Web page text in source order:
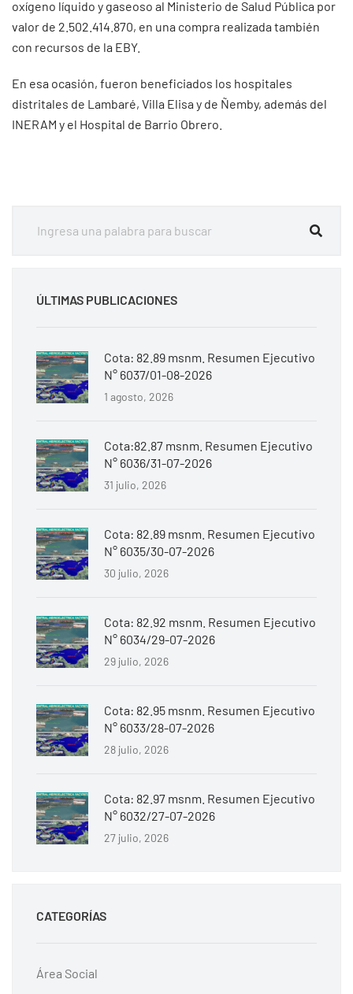
oxígeno líquido y gaseoso al Ministerio de Salud Pública por
valor de 2.502.414.870, en una compra realizada también
con recursos de la EBY.
En esa ocasión, fueron beneficiados los hospitales
distritales de Lambaré, Villa Elisa y de Ñemby, además del
INERAM y el Hospital de Barrio Obrero.
ÚLTIMAS PUBLICACIONES
Cota: 82.89 msnm. Resumen Ejecutivo
N° 6037/01-08-2026
1 agosto, 2026
Cota:82.87 msnm. Resumen Ejecutivo
N° 6036/31-07-2026
31 julio, 2026
Cota: 82.89 msnm. Resumen Ejecutivo
N° 6035/30-07-2026
30 julio, 2026
Cota: 82.92 msnm. Resumen Ejecutivo
N° 6034/29-07-2026
29 julio, 2026
Cota: 82.95 msnm. Resumen Ejecutivo
N° 6033/28-07-2026
28 julio, 2026
Cota: 82.97 msnm. Resumen Ejecutivo
N° 6032/27-07-2026
27 julio, 2026
CATEGORÍAS
Área Social